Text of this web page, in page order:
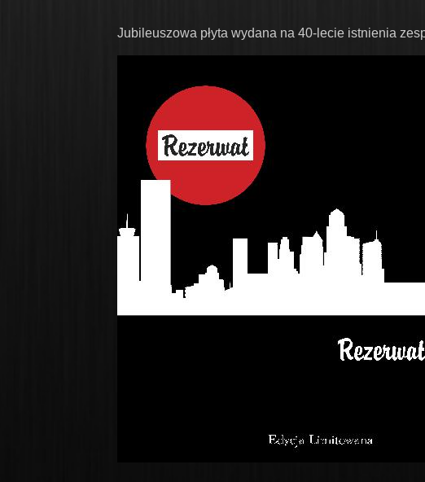
Jubileuszowa płyta wydana na 40-lecie istnienia